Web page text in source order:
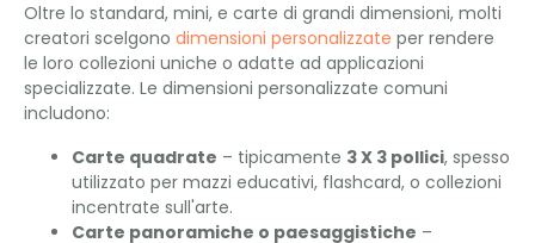
Oltre lo standard, mini, e carte di grandi dimensioni, molti
creatori scelgono dimensioni personalizzate per rendere
le loro collezioni uniche o adatte ad applicazioni
specializzate. Le dimensioni personalizzate comuni
includono:
Carte quadrate – tipicamente 3 X 3 pollici, spesso
utilizzato per mazzi educativi, flashcard, o collezioni
incentrate sull'arte.
Carte panoramiche o paesaggistiche –